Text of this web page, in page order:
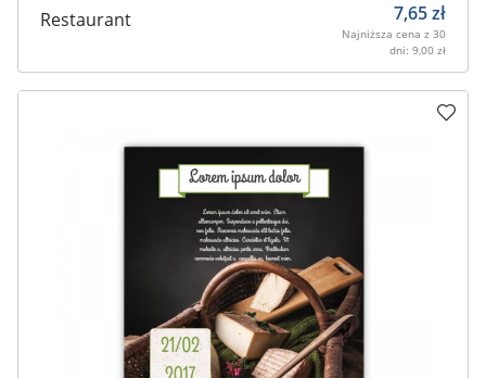
Restaurant 7,65zł
Najniższa cena z 30
dni: 9,00 zł